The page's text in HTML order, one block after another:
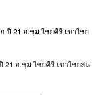
21 อ.ชุม ไชยคีรี เขาไชยสน